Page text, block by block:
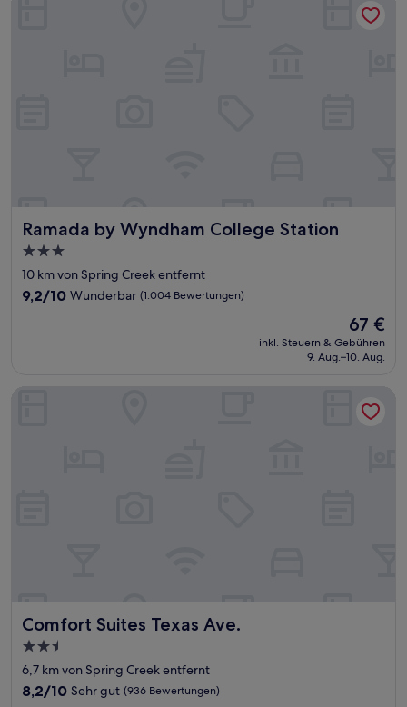
Ramada by Wyndham College Station
Ramada by Wyndham College Station
3.0-
Sterne-
Unterkunft
10 km von Spring Creek entfernt
9.2
9,2/10 Wunderbar (1.004 Bewertungen)
Der
Preis
beträgt
67 €
inkl. Steuern & Gebühren
9. Aug.–10. Aug.
Comfort Suites Texas Ave.
Comfort Suites Texas Ave.
2.5-
Sterne-
Unterkunft
6,7 km von Spring Creek entfernt
8.2
8,2/10 Sehr gut (936 Bewertungen)
Comfort Suites Texas Ave.